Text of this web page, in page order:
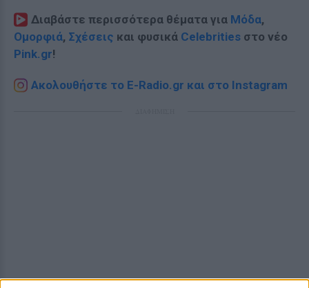
Διαβάστε περισσότερα θέματα για Μόδα,
Ομορφιά, Σχέσεις και φυσικά Celebrities στο νέο
Pink.gr!
Ακολουθήστε το E-Radio.gr και στο Instagram